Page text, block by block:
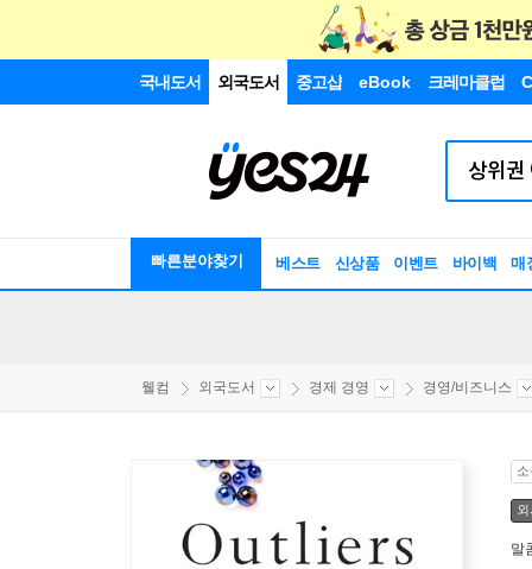
국내도서 외국도서 중고샵 eBook 크레마클럽
빠른분야찾기 베스트 신상품 이벤트 바이백 매
웰컴 외국도서 경제 경영 경영/비즈니스
말